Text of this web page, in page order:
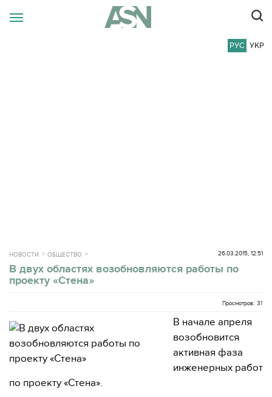
РУС УКР
НОВОСТИ ОБЩЕСТВО 26.03.2015, 12:51
В двух областях возобновляются работы по
проекту «Стена»
Просмотров: 31
В начале апреля
возобновится
активная фаза
инженерных работ
по проекту «Стена».